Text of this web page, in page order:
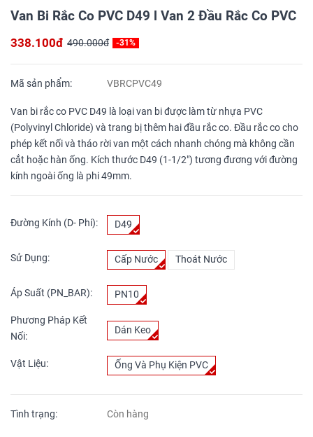
Van Bi Rắc Co PVC D49 l Van 2 Đầu Rắc Co PVC
338.100đ 490.000đ -31%
Mã sản phẩm: VBRCPVC49
Van bi rắc co PVC D49 là loại van bi được làm từ nhựa PVC
(Polyvinyl Chloride) và trang bị thêm hai đầu rắc co. Đầu rắc co cho
phép kết nối và tháo rời van một cách nhanh chóng mà không cần
cắt hoặc hàn ống. Kích thước D49 (1-1/2") tương đương với đường
kính ngoài ống là phi 49mm.
Đường Kính (D- Phi): D49
Sử Dụng: Cấp Nước Thoát Nước
Áp Suất (PN_BAR): PN10
Phương Pháp Kết
Nối:
Dán Keo
Vật Liệu: Ống Và Phụ Kiện PVC
Tình trạng: Còn hàng